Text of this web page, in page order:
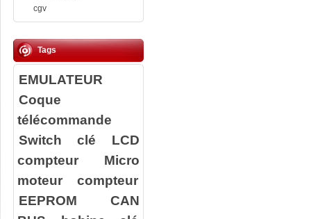
cgv
Tags
EMULATEUR
Coque
télécommande
Switch clé
LCD
compteur
Micro
moteur compteur
EEPROM
CAN